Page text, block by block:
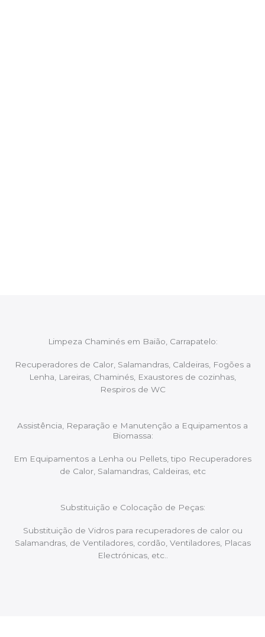
Limpeza Chaminés em Baião, Carrapatelo:
Recuperadores de Calor, Salamandras, Caldeiras, Fogões a
Lenha, Lareiras, Chaminés, Exaustores de cozinhas,
Respiros de WC
Assistência, Reparação e Manutenção a Equipamentos a
Biomassa:
Em Equipamentos a Lenha ou Pellets, tipo Recuperadores
de Calor, Salamandras, Caldeiras, etc
Substituição e Colocação de Peças:
Substituição de Vidros para recuperadores de calor ou
Salamandras, de Ventiladores, cordão, Ventiladores, Placas
Electrónicas, etc..